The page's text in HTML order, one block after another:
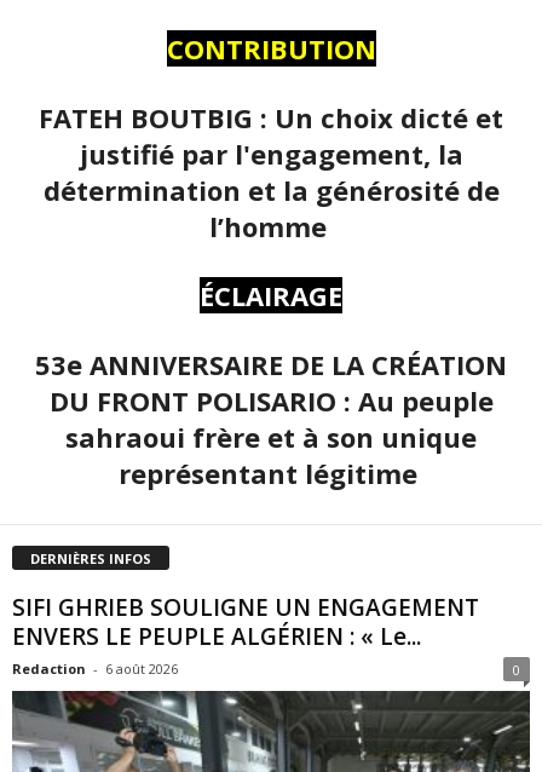
CONTRIBUTION
FATEH BOUTBIG : Un choix dicté et
justifié par l'engagement, la
détermination et la générosité de
l’homme
ÉCLAIRAGE
53e ANNIVERSAIRE DE LA CRÉATION
DU FRONT POLISARIO : Au peuple
sahraoui frère et à son unique
représentant légitime
DERNIÈRES INFOS
SIFI GHRIEB SOULIGNE UN ENGAGEMENT
ENVERS LE PEUPLE ALGÉRIEN : « Le...
Redaction - 6 août 2026 0